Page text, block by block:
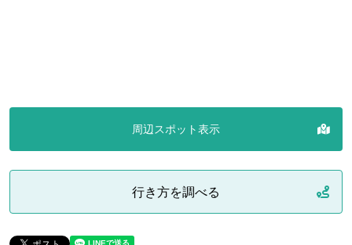
周辺スポット表示
行き方を調べる